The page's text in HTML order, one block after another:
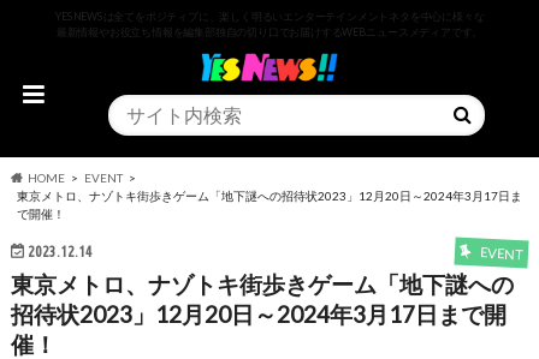
YESNEWSは全てをポジティブに、楽しく明るいエンターテインメントネタを中心に様々な
最新情報やお役立ち情報を編集部独自の切り口でお届けするWEBニュースメディアです。
HOME
EVENT
東京メトロ、ナゾトキ街歩きゲーム「地下謎への招待状2023」12月20日～2024年3月17日ま
で開催！
2023.12.14 EVENT
東京メトロ、ナゾトキ街歩きゲーム「地下謎への
招待状2023」12月20日～2024年3月17日まで開
催！